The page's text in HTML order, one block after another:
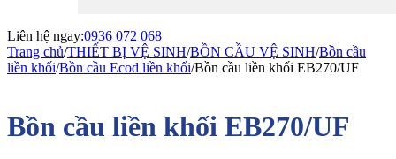
Liên hệ ngay:0936 072 068
Trang chủ/THIẾT BỊ VỆ SINH/BỒN CẦU VỆ SINH/Bồn cầu
liền khối/Bồn cầu Ecod liền khối/Bồn cầu liền khối EB270/UF
Bồn cầu liền khối EB270/UF